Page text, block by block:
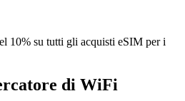
10% su tutti gli acquisti eSIM per i
di WiFi